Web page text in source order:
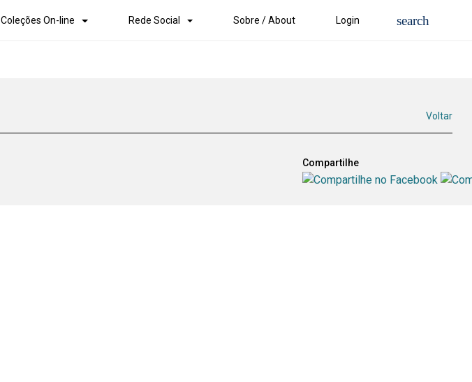
Coleções On-line Rede Social Sobre / About Login
Voltar
Compartilhe